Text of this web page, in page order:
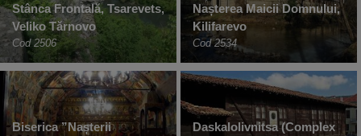
Stânca Frontală, Tsarevets,
Veliko Tărnovo
Cod 2506
Nașterea Maicii Domnului,
Kilifarevo
Cod 2534
Biserica ”Nașterii
Daskalolivnitsa (Complex